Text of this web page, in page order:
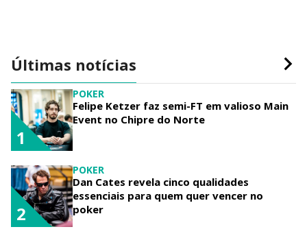
Últimas notícias
POKER
Felipe Ketzer faz semi-FT em valioso Main
Event no Chipre do Norte
1
POKER
Dan Cates revela cinco qualidades
essenciais para quem quer vencer no
poker
2